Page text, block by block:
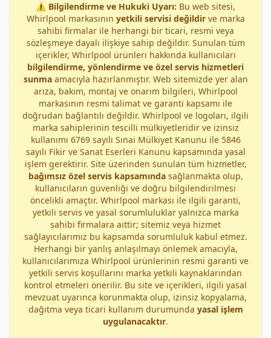
⚠️ Bilgilendirme ve Hukuki Uyarı: Bu web sitesi,
Whirlpool markasının yetkili servisi değildirve marka
sahibi firmalar ile herhangi bir ticari, resmi veya
sözleşmeye dayalı ilişkiye sahip değildir. Sunulan tüm
içerikler, Whirlpool ürünleri hakkında kullanıcıları
bilgilendirme, yönlendirme ve özel servis hizmetleri
sunmaamacıyla hazırlanmıştır. Web sitemizde yer alan
arıza, bakım, montaj ve onarım bilgileri, Whirlpool
markasının resmi talimat ve garanti kapsamı ile
doğrudan bağlantılı değildir. Whirlpool ve logoları, ilgili
marka sahiplerinin tescilli mülkiyetleridir ve izinsiz
kullanımı 6769 sayılı Sınai Mülkiyet Kanunu ile 5846
sayılı Fikir ve Sanat Eserleri Kanunu kapsamında yasal
işlem gerektirir. Site üzerinden sunulan tüm hizmetler,
bağımsız özel servis kapsamındasağlanmakta olup,
kullanıcıların güvenliği ve doğru bilgilendirilmesi
öncelikli amaçtır. Whirlpool markası ile ilgili garanti,
yetkili servis ve yasal sorumluluklar yalnızca marka
sahibi firmalara aittir; sitemiz veya hizmet
sağlayıcılarımız bu kapsamda sorumluluk kabul etmez.
Herhangi bir yanlış anlaşılmayı önlemek amacıyla,
kullanıcılarımıza Whirlpool ürünlerinin resmi garanti ve
yetkili servis koşullarını marka yetkili kaynaklarından
kontrol etmeleri önerilir. Bu site ve içerikleri, ilgili yasal
mevzuat uyarınca korunmakta olup, izinsiz kopyalama,
dağıtma veya ticari kullanım durumunda yasal işlem
uygulanacaktır.